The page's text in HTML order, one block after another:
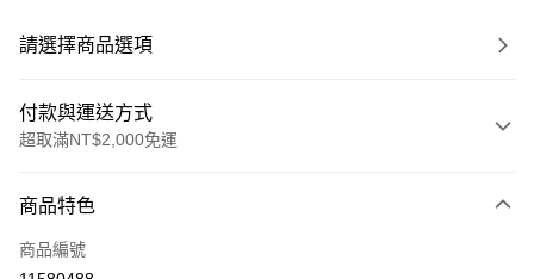
請選擇商品選項
付款與運送方式
超取滿NT$2,000免運
信用卡一次付款
信用卡分期付款
商品特色
商品編號